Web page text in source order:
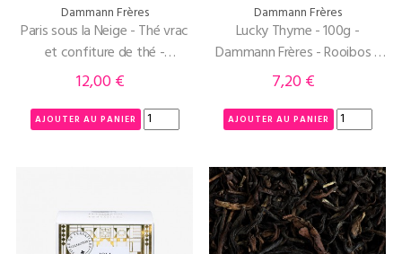
Dammann Frères
Paris sous la Neige - Thé vrac
et confiture de thé -
Pochette Secret Santa
Prix
12,00 €
AJOUTER AU PANIER
Dammann Frères
Lucky Thyme - 100g -
Dammann Frères - Rooibos -
Aubépine - Thym
Prix
7,20 €
AJOUTER AU PANIER